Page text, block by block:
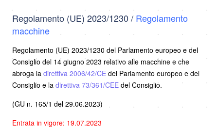
Regolamento (UE) 2023/1230 / Regolamento
macchine
Regolamento (UE) 2023/1230 del Parlamento europeo e del
Consiglio del 14 giugno 2023 relativo alle macchine e che
abroga la direttiva 2006/42/CE del Parlamento europeo e del
Consiglio e la direttiva 73/361/CEE del Consiglio.
(GU n. 165/1 del 29.06.2023)
Entrata in vigore: 19.07.2023